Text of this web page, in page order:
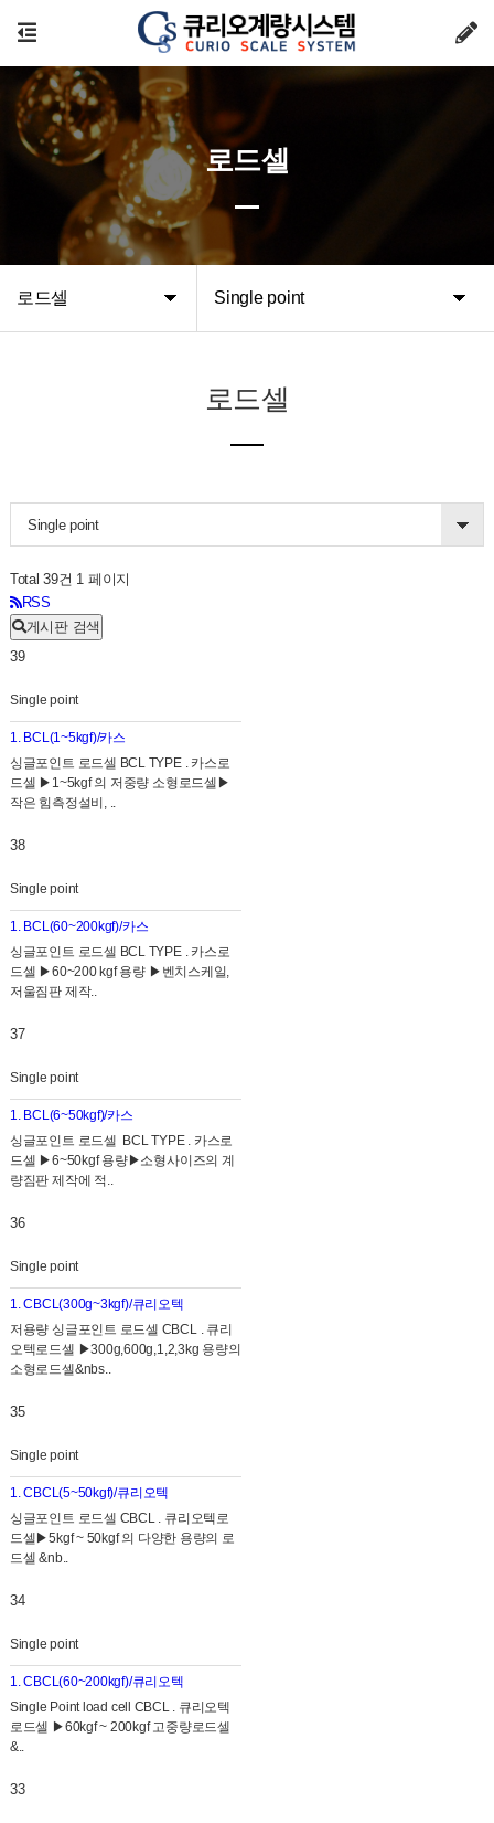
로드셀 Single point
로드셀
로드셀
Single point
Total 39건 1 페이지
RSS
게시판 검색
39
Single point
1. BCL(1~5kgf)/카스
싱글포인트 로드셀 BCL TYPE . 카스로
드셀 ▶1~5kgf 의 저중량 소형로드셀▶
작은 힘측정설비, ..
38
Single point
1. BCL(60~200kgf)/카스
싱글포인트 로드셀 BCL TYPE . 카스로
드셀 ▶60~200 kgf 용량 ▶벤치스케일,
저울짐판 제작..
37
Single point
1. BCL(6~50kgf)/카스
싱글포인트 로드셀 BCL TYPE . 카스로
드셀 ▶6~50kgf 용량▶소형사이즈의 계
량짐판 제작에 적..
36
Single point
1. CBCL(300g~3kgf)/큐리오텍
​저용량 싱글포인트 로드셀 CBCL . 큐리
오텍로드셀 ▶300g,600g,1,2,3kg 용량의
소형로드셀&nbs..
35
Single point
1. CBCL(5~50kgf)/큐리오텍
싱글포인트 로드셀 CBCL . 큐리오텍로
드셀▶ ​5kgf ~ 50kgf 의 다양한 용량의 로
드셀 &nb..
34
Single point
1. CBCL(60~200kgf)/큐리오텍
​Single Point load cell CBCL . 큐리오텍
로드셀 ▶60kgf ~ 200kgf 고중량로드셀
&..
33